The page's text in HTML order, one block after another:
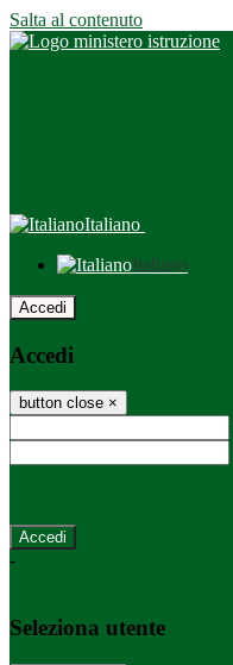
Salta al contenuto
Italiano
Italiano
Accedi
Accedi
button close ×
-
Seleziona utente